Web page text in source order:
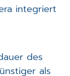
integriert
des
als